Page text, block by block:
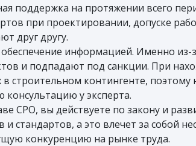
поддержка на протяжении всего
при проектировании, допуске
друг другу.
информацией. Именно из-
и подпадают под санкции. При
в строительном контингенте,
у эксперта.
СРО, вы действуете по закону и
и стандартов, а это влечет за собой
конкуренцию на рынке труда.